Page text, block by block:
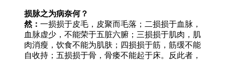
损脉之为病奈何？
然： 一损损于皮毛，皮聚而毛落；二损损于血脉，
血脉虚少，不能荣于五脏六腑；三损损于肌肉，肌
肉消瘦，饮食不能为肌肤；四损损于筋，筋缓不能
自收持；五损损于骨，骨痿不能起于床。反此者，